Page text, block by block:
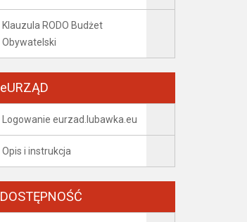
Klauzula RODO Budżet
Obywatelski
eURZĄD
Logowanie eurzad.lubawka.eu
Opis i instrukcja
DOSTĘPNOŚĆ